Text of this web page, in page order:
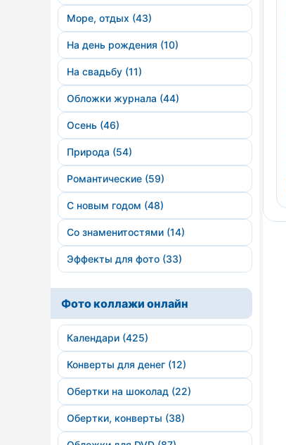
Море, отдых (43)
На день рождения (10)
На свадьбу (11)
Обложки журнала (44)
Осень (46)
Природа (54)
Романтические (59)
С новым годом (48)
Со знаменитостями (14)
Эффекты для фото (33)
Фото коллажи онлайн
Календари (425)
Конверты для денег (12)
Обертки на шоколад (22)
Обертки, конверты (38)